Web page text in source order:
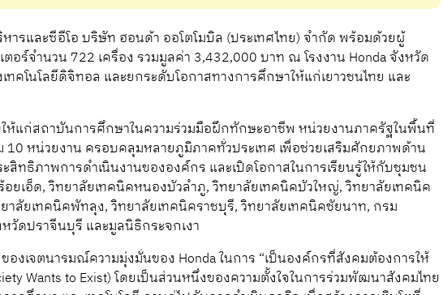
ารและซีอีโอ บริษัท ฮอนด้า ออโตโมบิล (ประเทศไทย) จำกัด พร้อมด้วยผู้
อร์จำนวน 722 เครื่อง รวมมูลค่า 3,432,000 บาท ณ โรงงาน Honda จังหวัด
คโนโลยีดิจิทอล และยกระดับโอกาสทางการศึกษาให้แก่เยาวชนไทย และ
ห้แก่สถาบันการศึกษาในความร่วมมือฝึกทักษะอาชีพ หน่วยงานภาครัฐในพื้นที่
10 หน่วยงาน ครอบคลุมหลายภูมิภาคทั่วประเทศ เพื่อช่วยเสริมศักยภาพด้าน
สิทธิภาพการดำเนินงานขององค์กร และเปิดโอกาสในการเรียนรู้ให้กับชุมชน
ยเอ็ด, วิทยาลัยเทคนิคหนองบัวลำภู, วิทยาลัยเทคนิคบัวใหญ่, วิทยาลัยเทคนิค
ลัยเทคนิคพัทลุง, วิทยาลัยเทคนิคราชบุรี, วิทยาลัยเทคนิคชัยนาท, กรม
วัดปราจีนบุรี และมูลนิธิกระจกเงา
องเจตนารมณ์ความมุ่งมั่นของ Honda ในการ “เป็นองค์กรที่สังคมต้องการให้
Wants to Exist) โดยเป็นส่วนหนึ่งของความตั้งใจในการร่วมพัฒนาสังคมไทย